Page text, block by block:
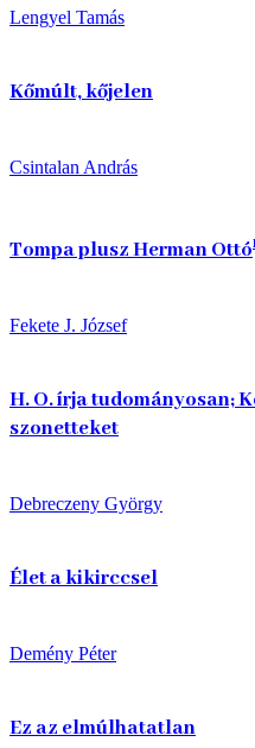
Lengyel Tamás
Kőmúlt, kőjelen
Csintalan András
Tompa plusz Herman Ottó
Fekete J. József
H. O. írja tudományosan;
szonetteket
Debreczeny György
Élet a kikirccsel
Demény Péter
Ez az elmúlhatatlan